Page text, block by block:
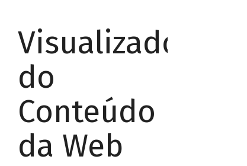
Visualizador
do
Conteúdo
da Web